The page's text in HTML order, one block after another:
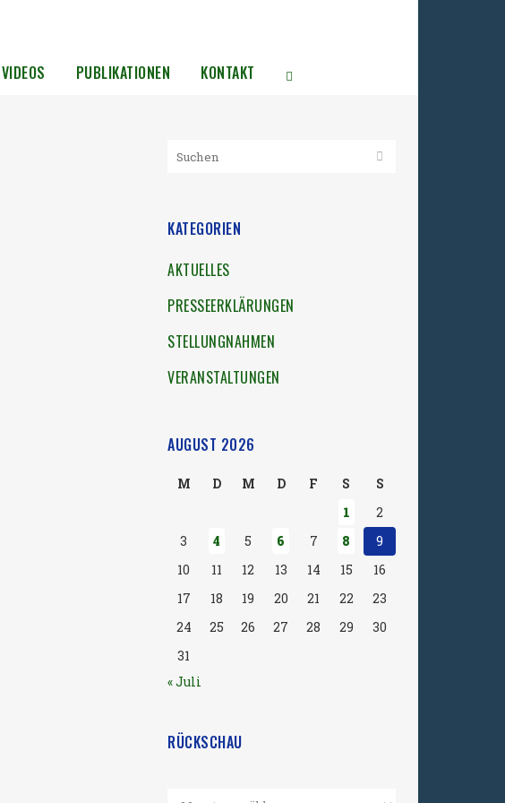
VIDEOS PUBLIKATIONEN KONTAKT
KATEGORIEN
AKTUELLES
PRESSEERKLÄRUNGEN
STELLUNGNAHMEN
VERANSTALTUNGEN
AUGUST 2026
M D M D F S
S
1
2
3
4 5 6 7 8
9
10
11 12 13 14 15
16
17
18 19 20 21 22
23
24
25 26 27 28 29
30
31
« Juli
RÜCKSCHAU